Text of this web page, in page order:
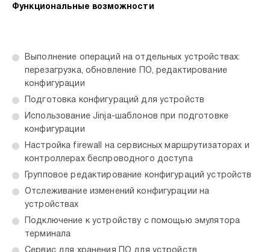
Функциональные возможности
Выполнение операций на отдельных устройствах:
перезагрузка, обновление ПО, редактирование
конфигурации
Подготовка конфигураций для устройств
Использование Jinja-шаблонов при подготовке
конфигурации
Настройка firewall на сервисных маршрутизаторах и
контроллерах беспроводного доступа
Групповое редактирование конфигураций устройств
Отслеживание изменений конфигурации на
устройствах
Подключение к устройству с помощью эмулятора
терминала
Сервис для хранения ПО для устройств